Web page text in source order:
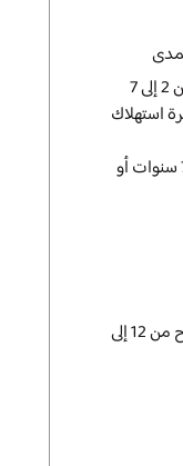
المتوسط على مدار فترة تتراوح من 2 إلى 7
استهلاك
أو طويل المدى على نطاق 7 سنوات أو
فترة سداد مؤجلة لمدة تتراوح من 12 إلى